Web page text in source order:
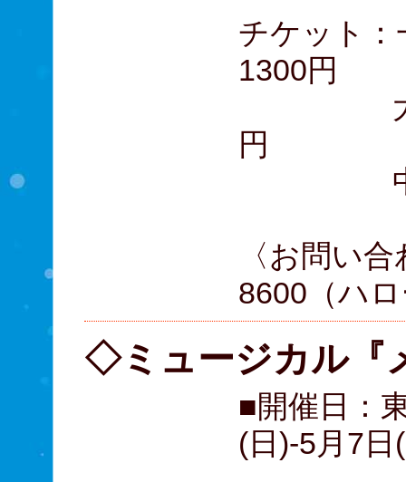
チケッ
1300円
大学生
円
中学
〈お問い
8600（ハ
◇ミュージカル『
■開催日：
(日)-5月7日